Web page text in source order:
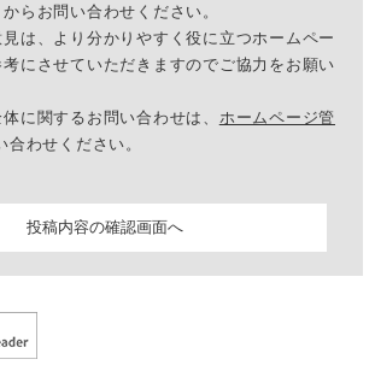
らお問い合わせください。
は、より分かりやすく役に立つホームペー
にさせていただきますのでご協力をお願い
に関するお問い合わせは、 ホームページ管
合わせください。